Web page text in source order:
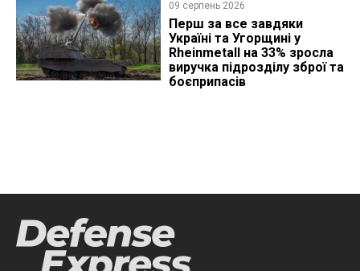
09 серпень 2026
Перш за все завдяки
Україні та Угорщині у
Rheinmetall на 33% зросла
виручка підрозділу зброї та
боєприпасів